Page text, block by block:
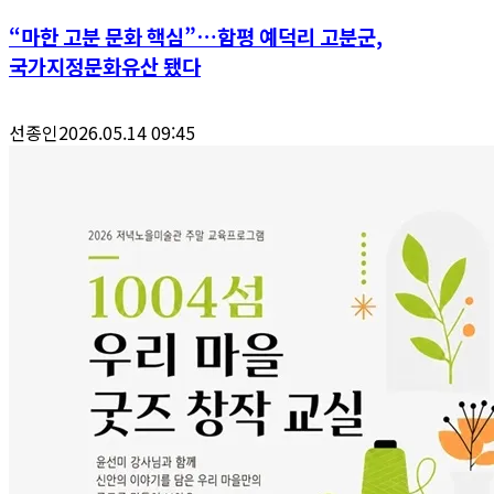
“마한 고분 문화 핵심”…함평 예덕리 고분군,
국가지정문화유산 됐다
선종인2026.05.14 09:45